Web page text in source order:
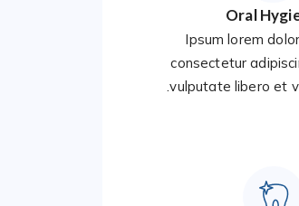
Oral
Ipsum lorem
consectetur
vulputate libero et